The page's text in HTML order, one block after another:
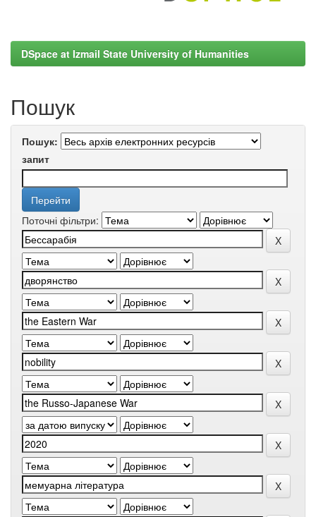
DSpace at Izmail State University of Humanities
Пошук
Пошук:
запит
Поточні фільтри: